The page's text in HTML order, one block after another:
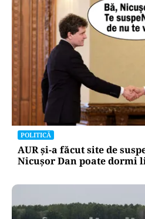
POLITICĂ
Cum a ajuns Guvernul
hotărâri în instanță